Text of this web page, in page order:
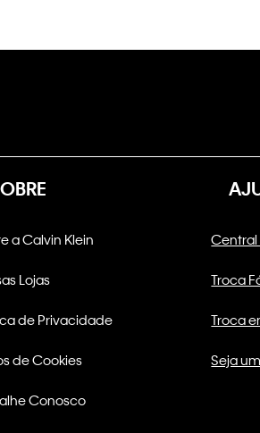
a Calvin Klein
Lojas
de Privacidade
de Cookies
Conosco
Troca
Troca
Seja